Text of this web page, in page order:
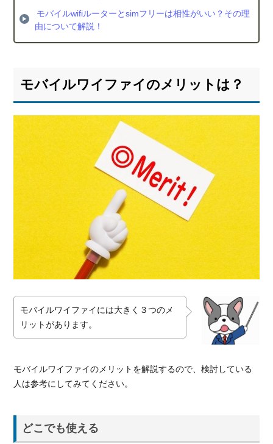
5.1.
キャ
ンペ
5.2.
料金
使っ
得な
通信
環境
を！
モバイルwifiルーターとsimフリーは相性がいい？その理
由について解説！
モバイルワイファイのメリットは？
モバイルワイファイには大きく３つのメ
リットがあります。
モバイルワイファイのメリットを解説するので、検討している
人は参考にしてみてください。
どこでも使える